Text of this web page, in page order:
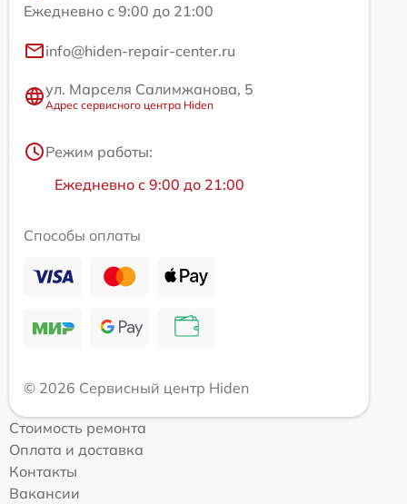
Ежедневно с 9:00 до 21:00
info@hiden-repair-center.ru
ул. Марселя Салимжанова, 5
Адрес сервисного центра Hiden
Режим работы:
Ежедневно с 9:00 до 21:00
Способы оплаты
© 2026 Сервисный центр Hiden
Стоимость ремонта
Оплата и доставка
Контакты
Вакансии